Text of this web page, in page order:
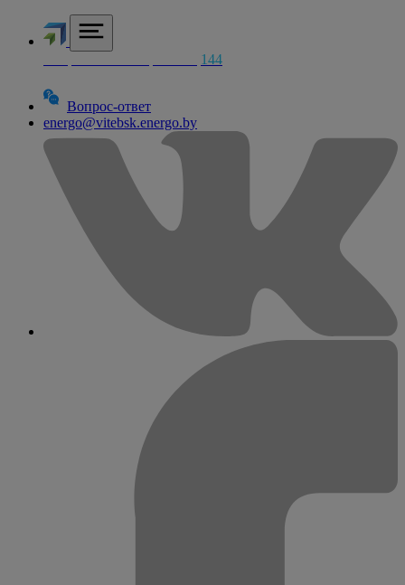
144
Вопрос-ответ
energo@vitebsk.energo.by